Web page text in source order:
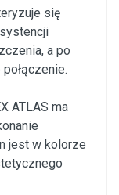
się
a po
ATLAS ma
jest w kolorze